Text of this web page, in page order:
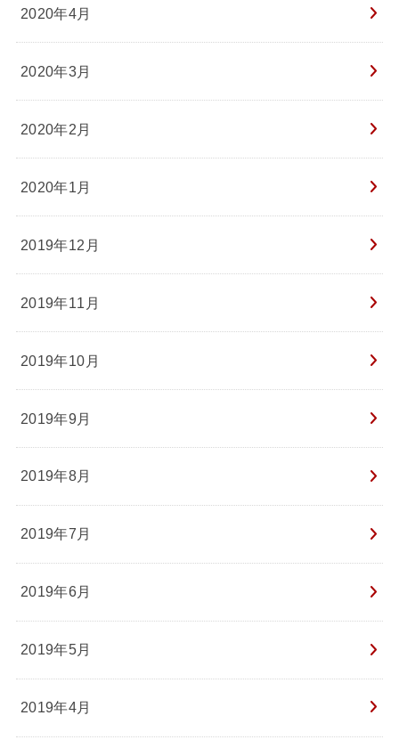
2020年4月
2020年3月
2020年2月
2020年1月
2019年12月
2019年11月
2019年10月
2019年9月
2019年8月
2019年7月
2019年6月
2019年5月
2019年4月